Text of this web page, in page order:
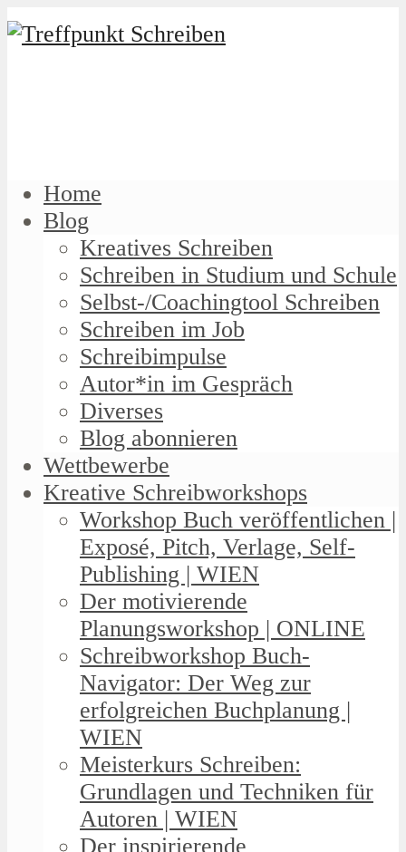
Home
Blog
Kreatives Schreiben
Schreiben in Studium und Schule
Selbst-/Coachingtool Schreiben
Schreiben im Job
Schreibimpulse
Autor*in im Gespräch
Diverses
Blog abonnieren
Wettbewerbe
Kreative Schreibworkshops
Workshop Buch veröffentlichen |
Exposé, Pitch, Verlage, Self-
Publishing | WIEN
Der motivierende
Planungsworkshop | ONLINE
Schreibworkshop Buch-
Navigator: Der Weg zur
erfolgreichen Buchplanung |
WIEN
Meisterkurs Schreiben:
Grundlagen und Techniken für
Autoren | WIEN
Der inspirierende